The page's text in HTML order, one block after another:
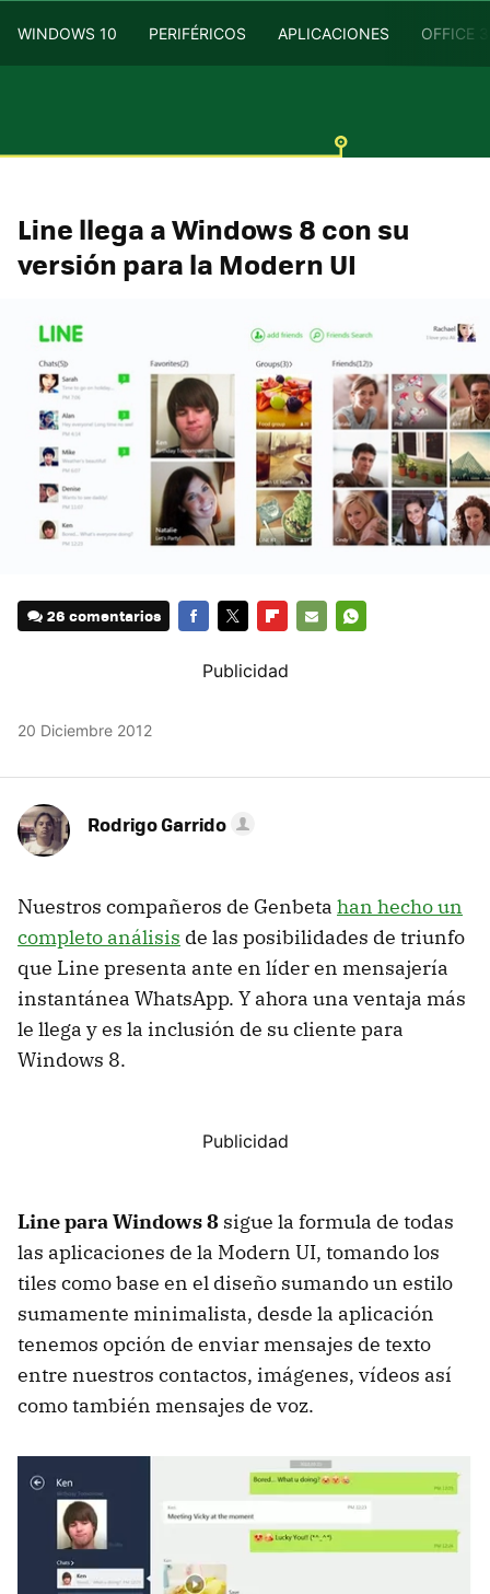
WINDOWS 10 PERIFÉRICOS APLICACIONES OFFICE
Line llega a Windows 8 con su
versión para la Modern UI
26 comentarios
20 Diciembre 2012
Rodrigo Garrido
Nuestros compañeros de Genbeta han hecho un
completo análisis de las posibilidades de triunfo
que Line presenta ante en líder en mensajería
instantánea WhatsApp. Y ahora una ventaja más
le llega y es la inclusión de su cliente para
Windows 8.
Line para Windows 8 sigue la formula de todas
las aplicaciones de la Modern UI, tomando los
tiles como base en el diseño sumando un estilo
sumamente minimalista, desde la aplicación
tenemos opción de enviar mensajes de texto
entre nuestros contactos, imágenes, vídeos así
como también mensajes de voz.